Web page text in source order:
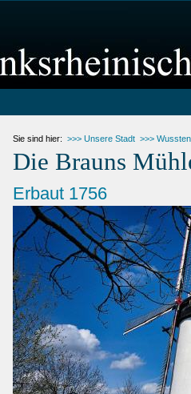
Sie sind hier: >>> Unsere Stadt >>>
Die Brauns
Erbaut 1756